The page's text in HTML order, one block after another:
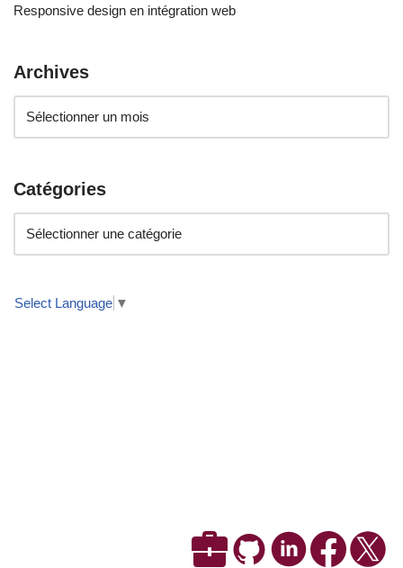
Responsive design en intégration web
Archives
Catégories
Select Language ▼